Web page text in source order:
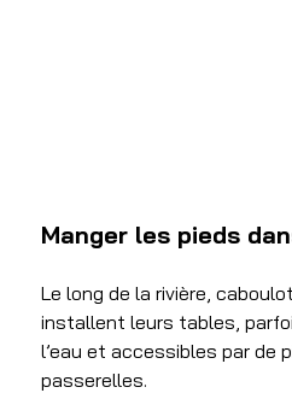
Manger les pieds
Le long de la rivière,
installent leurs tables,
l’eau et accessibles par de
passerelles.